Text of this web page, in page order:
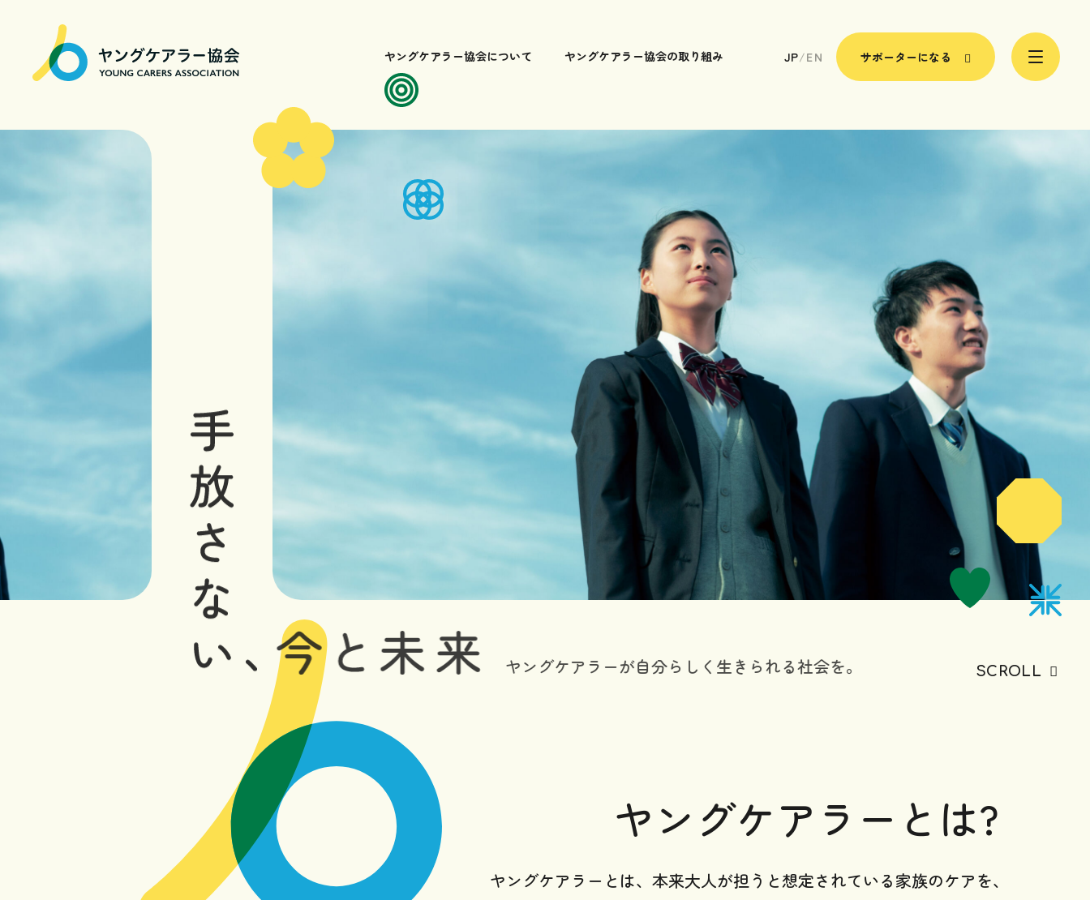
法
人
ア
ヤングケアラー協会について ヤングケアラー協会の取り組み JP/EN サポーターになる
ヤングケアラーが自分らしく生きられる社会を。 SCROLL
ヤングケアラーとは?
ヤングケアラーとは、本来大人が担うと想定されている家族のケアを、